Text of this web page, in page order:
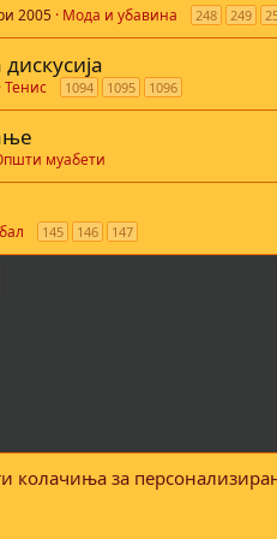
2005 Мода и убавина 248 249
Тенис 1094 1095 1096
муабети
145 146 147
колачиња за